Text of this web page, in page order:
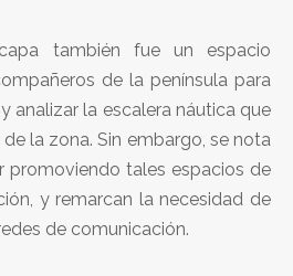
también fue un espacio
de la península para
analizar la escalera náutica que
la zona. Sin embargo, se nota
promoviendo tales espacios de
y remarcan la necesidad de
de comunicación.